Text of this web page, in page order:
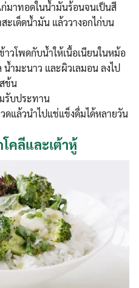
มาทอดในน้ำมันร้อนจนเป็นสี
ะเด็ดน้ำมัน แล้ววางอกไก่บน
วโพดกับน้ำให้เนื้อเนียนในหม้อ
ำมะนาว และผิวเลมอน ลงไป
ข้น
รับประทาน
ดแล้วนำไปแช่แข็งดื่มได้หลายวัน
คลีและเต้าหู้